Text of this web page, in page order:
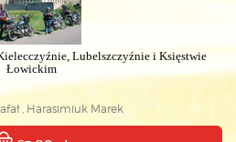
Lubelszczyźnie i Księstwie
Łowickim
, Harasimiuk Marek